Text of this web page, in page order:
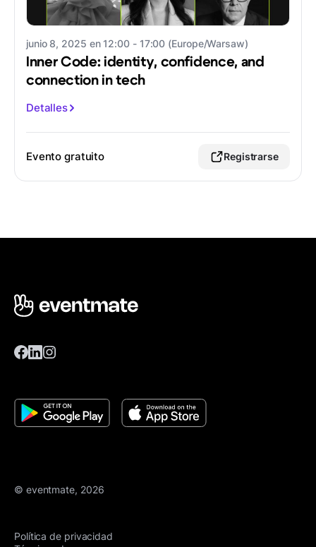
junio 8, 2025 en 12:00 - 17:00 (Europe/Warsaw)
Inner Code: identity, confidence, and
connection in tech
Detalles
Evento gratuito Registrarse
© eventmate, 2026
Política de privacidad